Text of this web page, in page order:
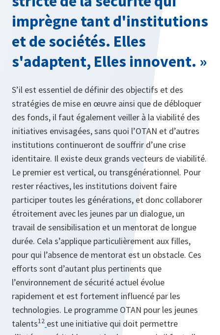
imprègne tant d'institutions
et de sociétés. Elles
s'adaptent, Elles innovent. »
S’il est essentiel de définir des objectifs et des
stratégies de mise en œuvre ainsi que de débloquer
des fonds, il faut également veiller à la viabilité des
initiatives envisagées, sans quoi l’OTAN et d’autres
institutions continueront de souffrir d’une crise
identitaire. Il existe deux grands vecteurs de viabilité.
Le premier est vertical, ou transgénérationnel. Pour
rester réactives, les institutions doivent faire
participer toutes les générations, et donc collaborer
étroitement avec les jeunes par un dialogue, un
travail de sensibilisation et un mentorat de longue
durée. Cela s’applique particulièrement aux filles,
pour qui l’absence de mentorat est un obstacle. Ces
efforts sont d’autant plus pertinents que
l’environnement de sécurité actuel évolue
rapidement et est fortement influencé par les
technologies. Le programme OTAN pour les jeunes
talents12 est une initiative qui doit permettre